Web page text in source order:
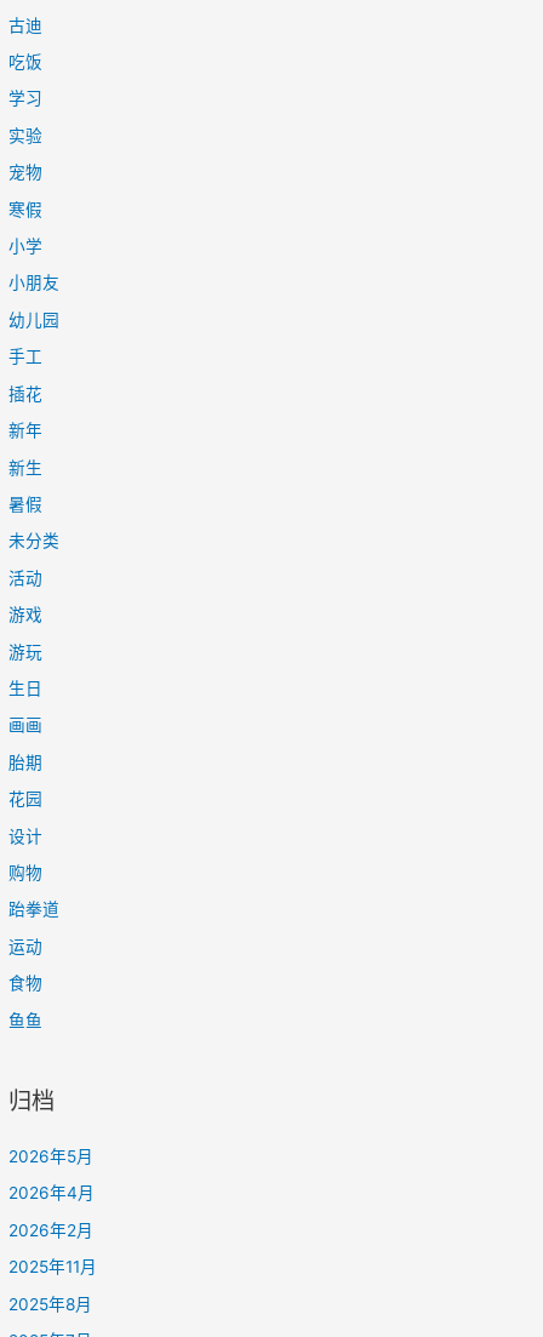
古迪
吃饭
学习
实验
宠物
寒假
小学
小朋友
幼儿园
手工
插花
新年
新生
暑假
未分类
活动
游戏
游玩
生日
画画
胎期
花园
设计
购物
跆拳道
运动
食物
鱼鱼
归档
2026年5月
2026年4月
2026年2月
2025年11月
2025年8月